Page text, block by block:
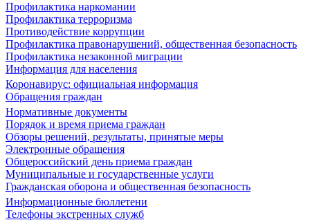
Профилактика наркомании
Профилактика терроризма
Противодействие коррупции
Профилактика правонарушений, общественная безопасность
Профилактика незаконной миграции
Информация для населения
Коронавирус: официальная информация
Обращения граждан
Нормативные документы
Порядок и время приема граждан
Обзоры решений, результаты, принятые меры
Электронные обращения
Общероссийский день приема граждан
Муниципальные и государственные услуги
Гражданская оборона и общественная безопасность
Информационные бюллетени
Телефоны экстренных служб